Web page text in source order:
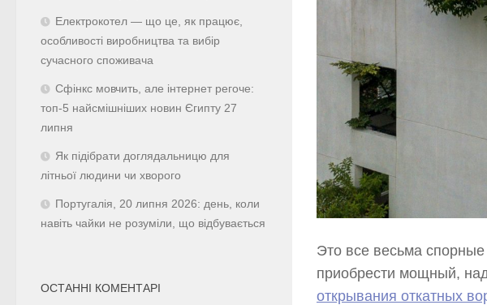
Это все весьма
приобрести мощный,
открывания откатных
Електрокотел — що це, як працює,
особливості виробництва та вибір
сучасного споживача
Сфінкс мовчить, але інтернет регоче:
топ-5 найсмішніших новин Єгипту 27
липня
Як підібрати доглядальницю для
літньої людини чи хворого
Португалія, 20 липня 2026: день, коли
навіть чайки не розуміли, що відбувається
ОСТАННІ КОМЕНТАРІ